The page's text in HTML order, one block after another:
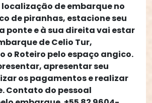
de embarque no
de piranhas, estacione seu
ponte e à sua direita vai estar
de Celio Tur,
o Roteiro pelo espaço angico.
apresentar seu
os pagamentos e realizar
Contato do pessoal